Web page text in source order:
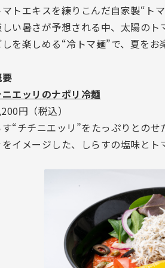
個人情報保護方針
お問い合わせ
商品・原産地情報
トエキスを練りこんだ自家製“ト
い暑さが予想される中、太陽の
を楽しめる“冷トマ麺”で、夏をお
エッリのナポリ冷麺
円（税込）
“チチニエッリ”をたっぷりとの
イメージした、しらすの塩味と